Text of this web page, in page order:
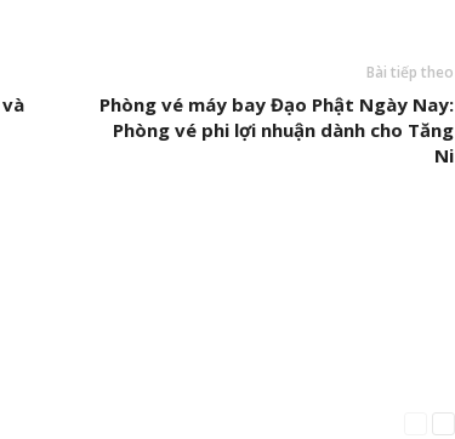
Bài tiếp theo
Phòng vé máy bay Đạo Phật Ngày Nay:
Phòng vé phi lợi nhuận dành cho Tăng
Ni